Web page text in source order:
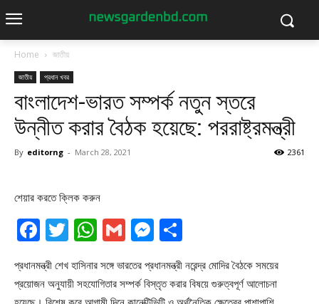
Home জাতীয়
জাতীয় প্রধান খবর
বাংলাদেশ-ভারত সম্পর্ক নতুন স্তরে
উন্নীত করার বৈঠক হয়েছে: পররাষ্ট্রমন্ত্রী
By editorng - March 28, 2021 2361
শেয়ার করতে ক্লিক করুন
Facebook
Twitter
WhatsApp
GmailMessenger
প্রধানমন্ত্রী শেখ হাসিনার সঙ্গে ভারতের প্রধানমন্ত্রী নরেন্দ্র মোদির বৈঠকে সময়ের
প্রয়োজন অনুযায়ী সহযোগিতার সম্পর্ক বিস্তৃত করার বিষয়ে গুরুত্বপূর্ণ আলোচনা